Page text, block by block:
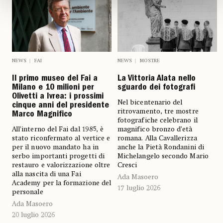
NEWS FAI
Il primo museo del Fai a
Milano e 10 milioni per
Olivetti a Ivrea: i prossimi
cinque anni del presidente
Marco Magnifico
All’interno del Fai dal 1985, è
stato riconfermato al vertice e
per il nuovo mandato ha in
serbo importanti progetti di
restauro e valorizzazione oltre
alla nascita di una Fai
Academy per la formazione del
personale
Ada Masoero
20 luglio 2026
NEWS MOSTRE
La Vittoria Alata nello
sguardo dei fotografi
Nel bicentenario del
ritrovamento, tre mostre
fotografiche celebrano il
magnifico bronzo d’età
romana. Alla Cavallerizza
anche la Pietà Rondanini di
Michelangelo secondo Mario
Cresci
Ada Masoero
17 luglio 2026